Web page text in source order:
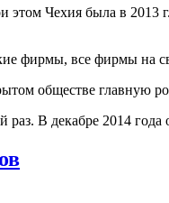
Чехия была в 2013
фирмы, все фирмы на
обществе главную
В декабре 2014